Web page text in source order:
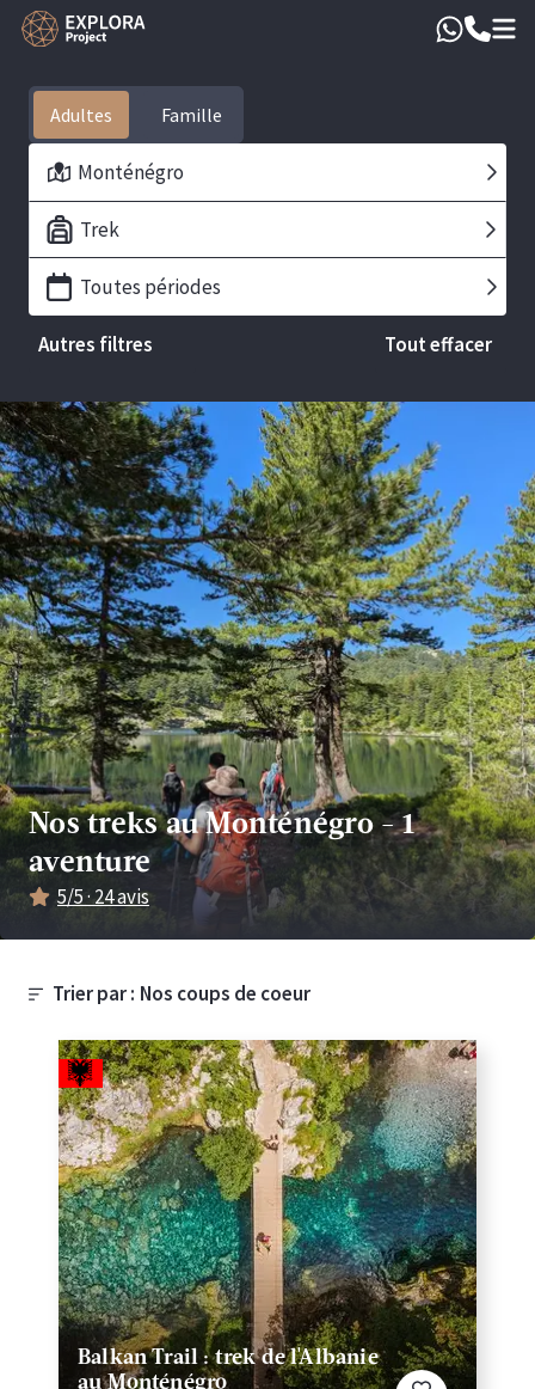
Adultes
Monténégro
Trek
Toutes périodes
Autres filtres Tout effacer
Nos treks au Monténégro-1
aventure
5/5 ·24avis
Trier par :
Balkan Trail : trek de l'Albanie
au Monténégro